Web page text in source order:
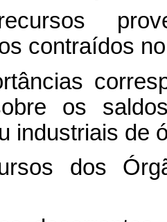
contraídos
os
industriais de
dos